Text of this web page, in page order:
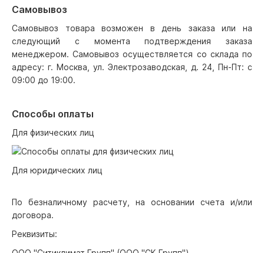
Самовывоз
Самовывоз товара возможен в день заказа или на
следующий с момента подтверждения заказа
менеджером. Самовывоз осуществляется со склада по
адресу: г. Москва, ул. Электрозаводская, д. 24, Пн-Пт: с
09:00 до 19:00.
Способы оплаты
Для физических лиц
Для юридических лиц
По безналичному расчету, на основании счета и/или
договора.
Реквизиты: